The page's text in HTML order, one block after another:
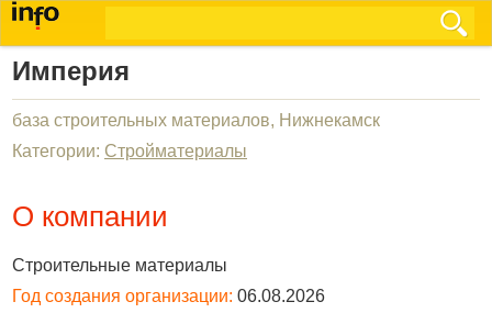
Империя
база строительных материалов, Нижнекамск
Категории: Стройматериалы
О компании
Строительные материалы
Год создания организации: 06.08.2026